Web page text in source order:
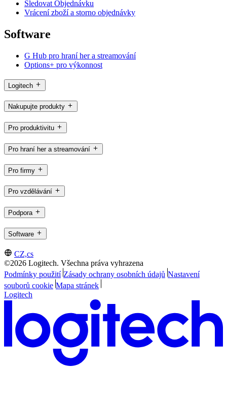
Sledovat Objednávku
Vrácení zboží a storno objednávky
Software
G Hub pro hraní her a streamování
Options+ pro výkonnost
Logitech
Nakupujte produkty
Pro produktivitu
Pro hraní her a streamování
Pro firmy
Pro vzdělávání
Podpora
Software
CZ,cs
©2026 Logitech. Všechna práva vyhrazena
Podmínky použití Zásady ochrany osobních údajů Nastavení
souborů cookie Mapa stránek
Logitech